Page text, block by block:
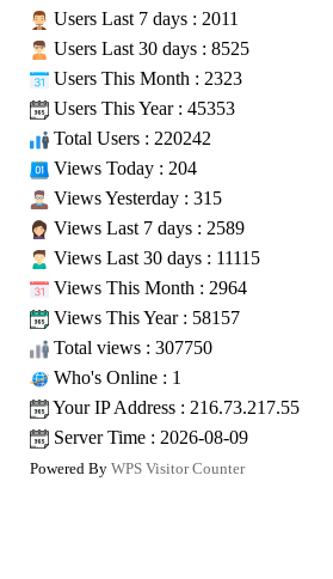
Users Last 7 days : 2011
Users Last 30 days : 8525
Users This Month : 2323
Users This Year : 45353
Total Users : 220242
Views Today : 204
Views Yesterday : 315
Views Last 7 days : 2589
Views Last 30 days : 11115
Views This Month : 2964
Views This Year : 58157
Total views : 307750
Who's Online : 1
Your IP Address : 216.73.217.55
Server Time : 2026-08-09
Powered By WPS Visitor Counter